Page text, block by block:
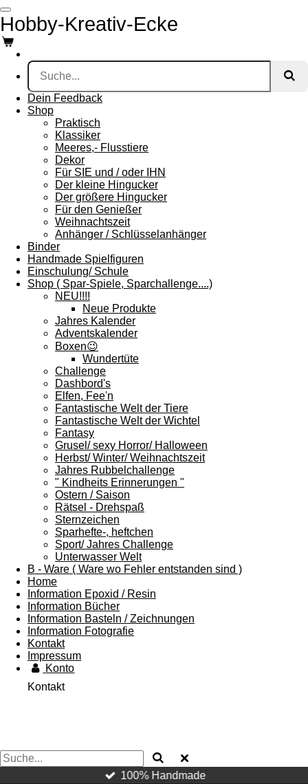
Zum
Hauptinhalt
springen
Hobby-Kreativ-Ecke
Dein Feedback
Shop
Praktisch
Klassiker
Meeres,- Flusstiere
Dekor
Für SIE und / oder IHN
Der kleine Hingucker
Der größere Hingucker
Für den Genießer
Weihnachtszeit
Anhänger / Schlüsselanhänger
Binder
Handmade Spielfiguren
Einschulung/ Schule
Shop ( Spar-Spiele, Sparchallenge....)
NEU!!!!
Neue Produkte
Jahres Kalender
Adventskalender
Boxen😉
Wundertüte
Challenge
Dashbord's
Elfen, Fee'n
Fantastische Welt der Tiere
Fantastische Welt der Wichtel
Fantasy
Grusel/ sexy Horror/ Halloween
Herbst/ Winter/ Weihnachtszeit
Jahres Rubbelchallenge
" Kindheits Erinnerungen "
Ostern / Saison
Rätsel - Drehspaß
Sternzeichen
Sparhefte-, heftchen
Sport/ Jahres Challenge
Unterwasser Welt
B - Ware ( Ware wo Fehler entstanden sind )
Home
Information Epoxid / Resin
Information Bücher
Information Basteln / Zeichnungen
Information Fotografie
Kontakt
Impressum
Konto
Kontakt
100% Handmade